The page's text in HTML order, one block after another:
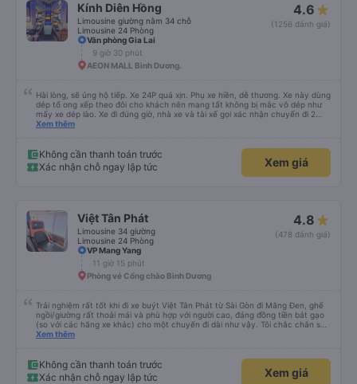
Kính Diên Hồng
Limousine giường nằm 34 chỗ
Limousine 24 Phòng
4.6
(1256 đánh giá)
Văn phòng Gia Lai
9 giờ 30 phút
AEON MALL Bình Dương.
Hài lòng, sẽ ủng hộ tiếp. Xe 24P quá xịn. Phụ xe hiền, dễ thương. Xe này dùng
dép tổ ong xếp theo đôi cho khách nên mang tất không bị mắc vô dép như
mấy xe dép lào. Xe đi đúng giờ, nhà xe và tài xế gọi xác nhận chuyến đi 2
cuộc trong buổi sáng ngày đi. Gần tới giờ đi khách nào chưa ra kịp phụ xe có
thì không thấy tài xế hút thuốc. Nói chung là nên đi xe 24P nhà này.
Xem thêm
Không cần thanh toán trước
Xác nhận chỗ ngay lập tức
Xem giá
Việt Tân Phát
Limousine 34 giường
Limousine 24 Phòng
4.8
(478 đánh giá)
VP Mang Yang
11 giờ 15 phút
Phòng vé Cổng chào Bình Dương
Trải nghiệm rất tốt khi đi xe buýt Việt Tân Phát từ Sài Gòn đi Măng Đen, ghế
ngồi/giường rất thoải mái và phù hợp với người cao, đáng đồng tiền bát gạo
(so với các hãng xe khác) cho một chuyến đi dài như vậy. Tôi chắc chắn sẽ
sử dụng lại sau.
Xem thêm
Không cần thanh toán trước
Xác nhận chỗ ngay lập tức
Xem giá